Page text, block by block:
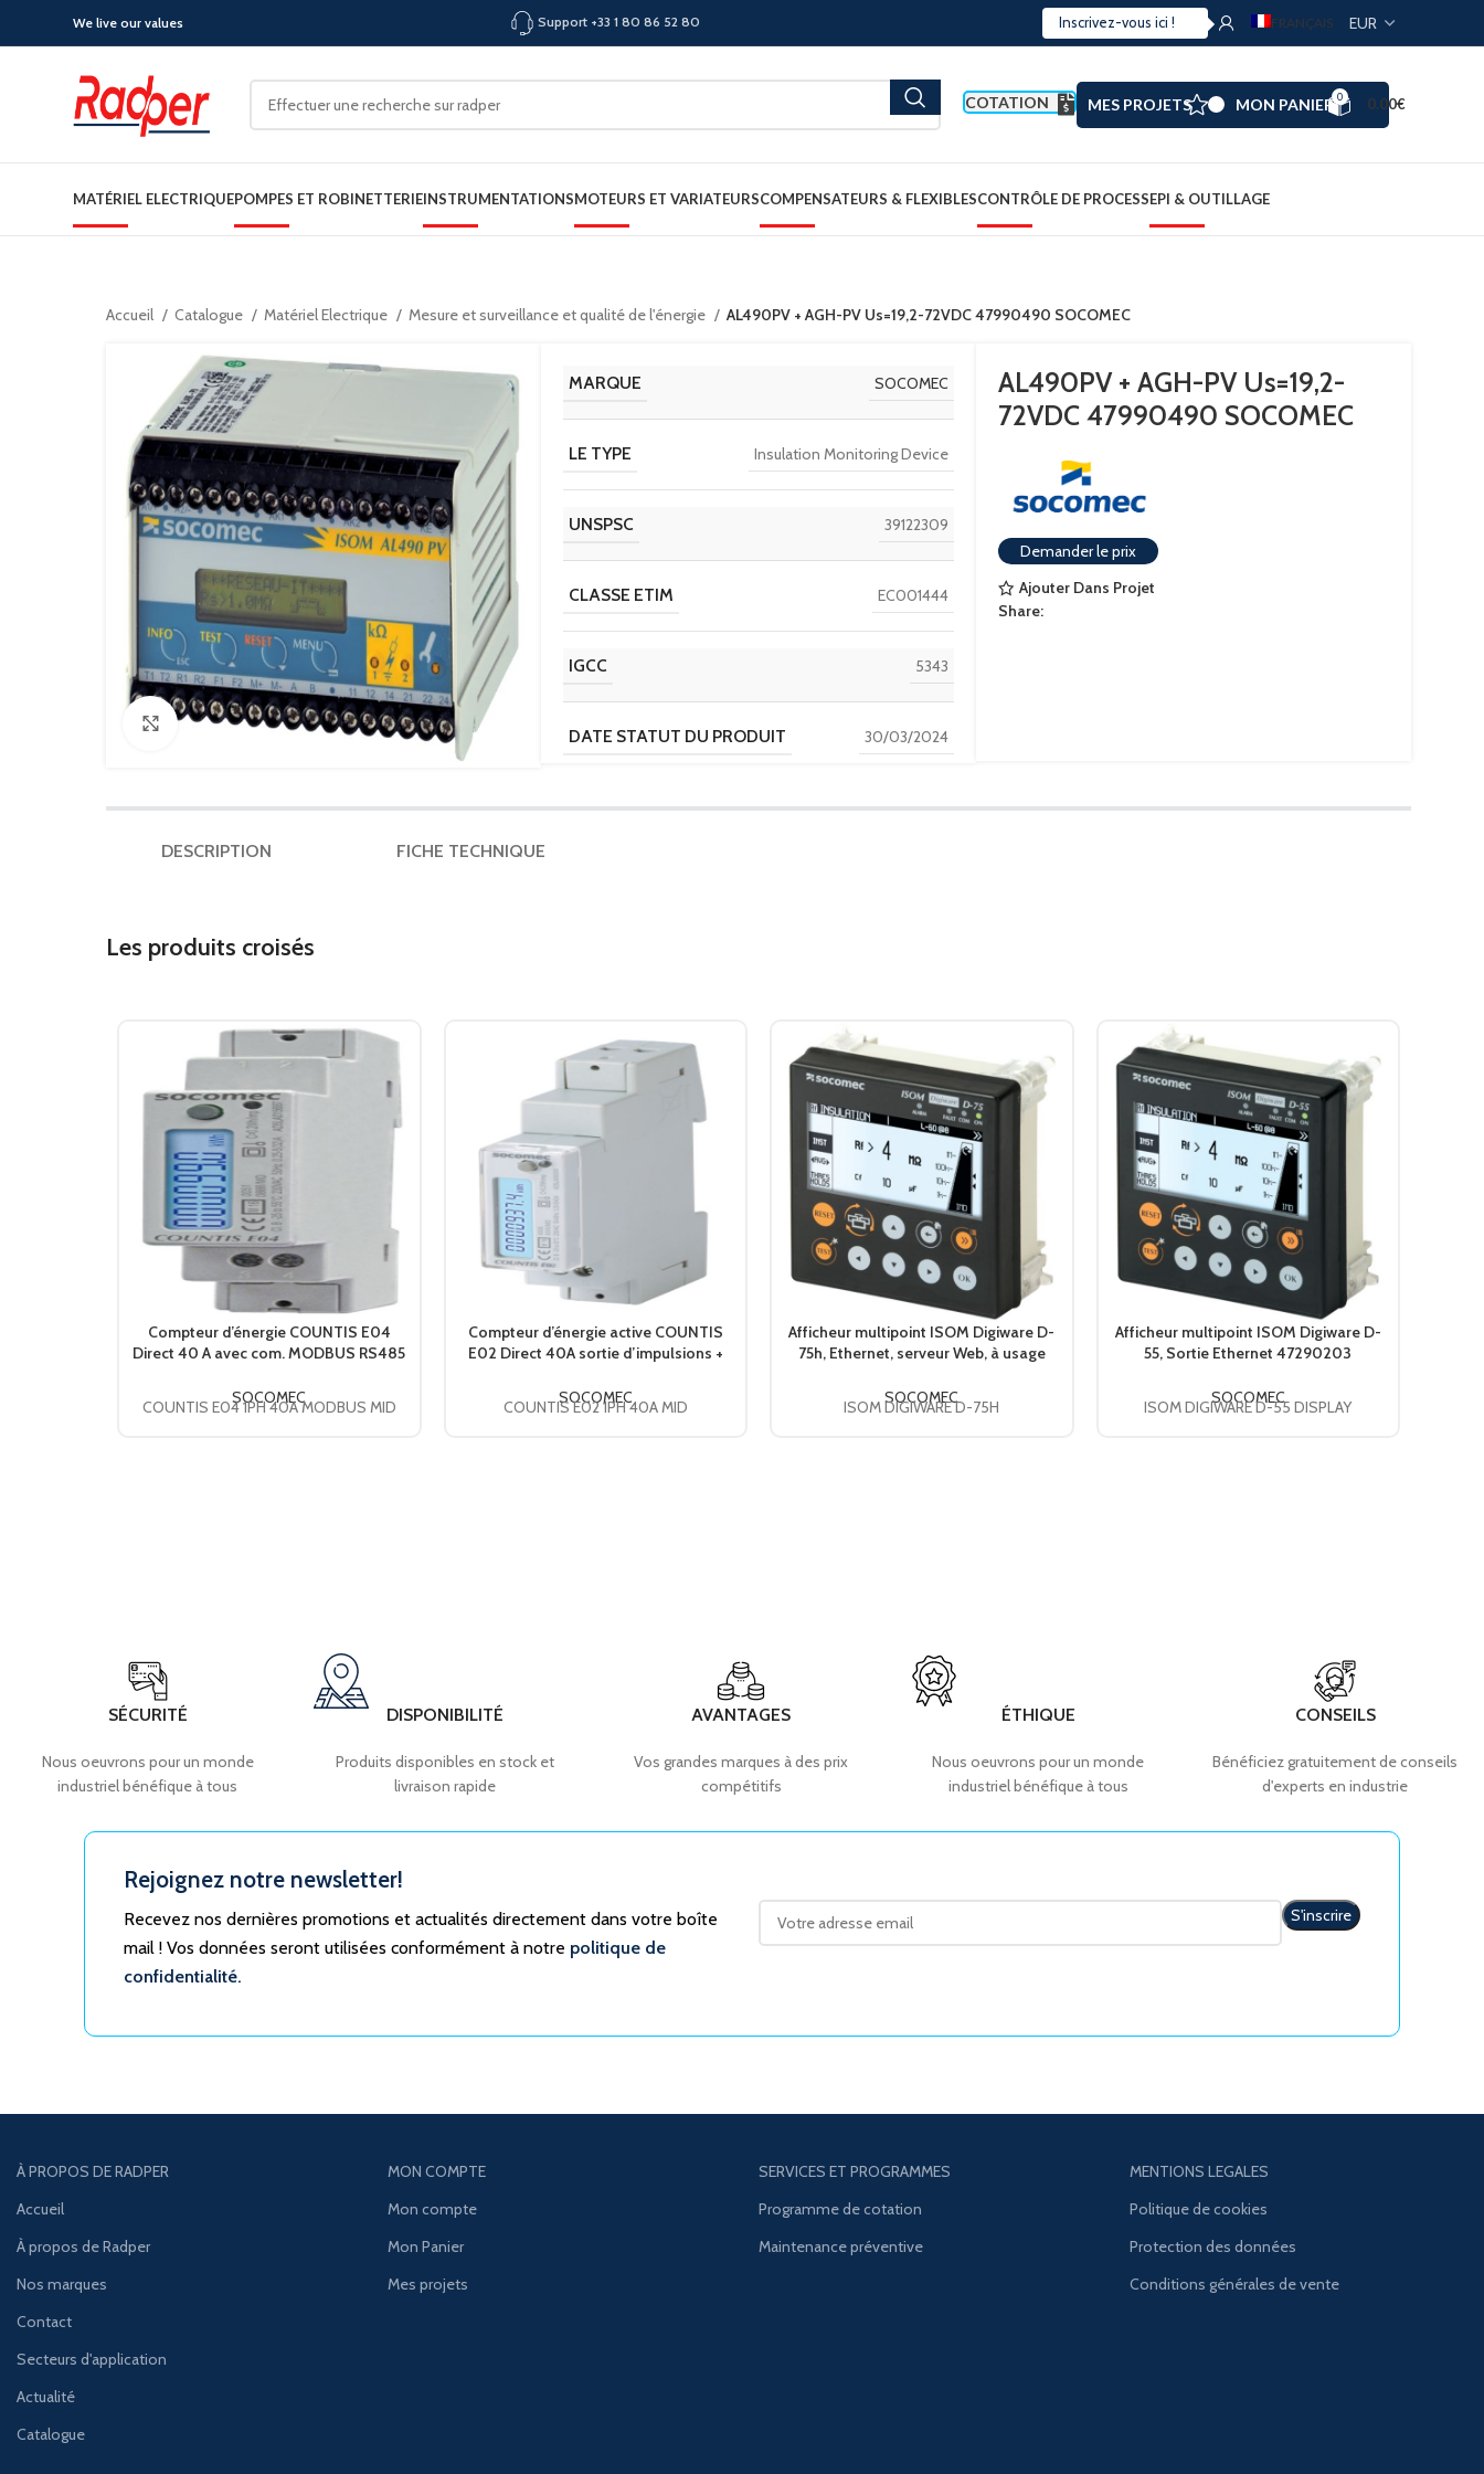
We live our values Support +33 1 80 86 52 80 FRANÇAIS
COTATION MES PROJETS MON PANIER 0 0.00€
MATÉRIEL ELECTRIQUEPOMPES ET ROBINETTERIEINSTRUMENTATIONSMOTEURS ET VARIATEURSCOMPENSATEURS & FLEXIBLESCONTRÔLE DE PROCESSEPI & OUTILLAGE
Accueil Catalogue Matériel Electrique Mesure et surveillance et qualité de l'énergie AL490PV + AGH-PV Us=19,2-72VDC 47990490 SOCOMEC
Click to enlarge
MARQUE SOCOMEC
LE TYPE Insulation Monitoring Device
UNSPSC 39122309
CLASSE ETIM EC001444
IGCC 5343
DATE STATUT DU PRODUIT 30/03/2024
DISCOUNT POLICY LABEL IMD
TENSION NOMINALE
2..72 VDC
LE TYPE D'APPLICATION
Control circuits
,
Power distribution
IEC
AL490PV + AGH-PV Us=19,2-
72VDC 47990490 SOCOMEC
Demander le prix
Ajouter Dans Projet
Share:
DESCRIPTION FICHE TECHNIQUE
Les produits croisés
Compteur d’énergie COUNTIS E04
Direct 40 A avec com. MODBUS RS485
SOCOMEC
COUNTIS E04 1PH 40A MODBUS MID
Compteur d’énergie active COUNTIS
E02 Direct 40A sortie d’impulsions +
SOCOMEC
COUNTIS E02 1PH 40A MID
Afficheur multipoint ISOM Digiware D-
75h, Ethernet, serveur Web, à usage
SOCOMEC
ISOM DIGIWARE D-75H
Afficheur multipoint ISOM Digiware D-
55, Sortie Ethernet 47290203
SOCOMEC
ISOM DIGIWARE D-55 DISPLAY
SÉCURITÉ
Nous oeuvrons pour un monde
industriel bénéfique à tous
DISPONIBILITÉ
Produits disponibles en stock et
livraison rapide
AVANTAGES
Vos grandes marques à des prix
compétitifs
ÉTHIQUE
Nous oeuvrons pour un monde
industriel bénéfique à tous
CONSEILS
Bénéficiez gratuitement de conseils
d'experts en industrie
Rejoignez notre newsletter!
Recevez nos dernières promotions et actualités directement dans votre boîte
mail ! Vos données seront utilisées conformément à notre politique de
confidentialité.
À PROPOS DE RADPER
Accueil
À propos de Radper
Nos marques
Contact
Secteurs d'application
Actualité
Catalogue
MON COMPTE
Mon compte
Mon Panier
Mes projets
SERVICES ET PROGRAMMES
Programme de cotation
Maintenance préventive
MENTIONS LEGALES
Politique de cookies
Protection des données
Conditions générales de vente